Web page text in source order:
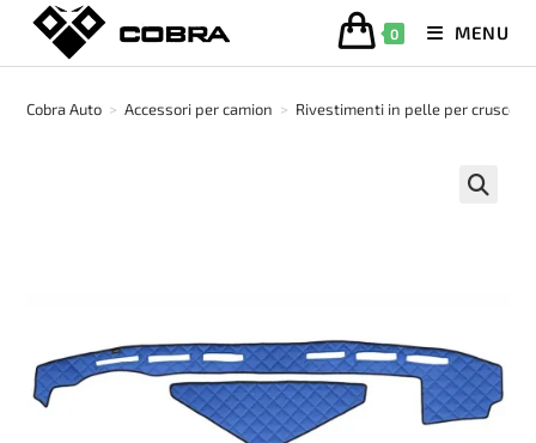
Salta
contenuto
0 MENU
Cobra Auto > Accessori per camion > Rivestimenti in pelle per